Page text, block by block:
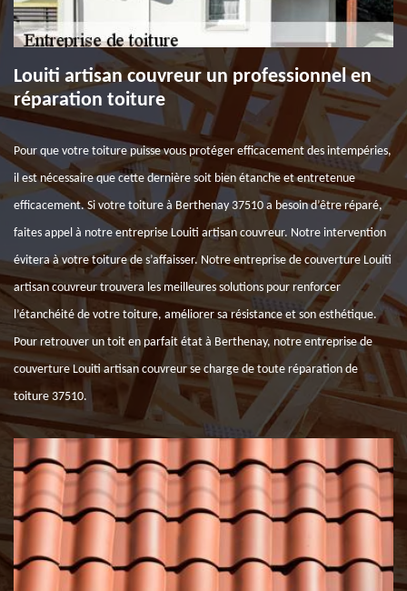
Louiti artisan couvreur un professionnel en
réparation toiture
Pour que votre toiture puisse vous protéger efficacement des intempéries,
il est nécessaire que cette dernière soit bien étanche et entretenue
efficacement. Si votre toiture à Berthenay 37510 a besoin d’être réparé,
faites appel à notre entreprise Louiti artisan couvreur. Notre intervention
évitera à votre toiture de s’affaisser. Notre entreprise de couverture Louiti
artisan couvreur trouvera les meilleures solutions pour renforcer
l’étanchéité de votre toiture, améliorer sa résistance et son esthétique.
Pour retrouver un toit en parfait état à Berthenay, notre entreprise de
couverture Louiti artisan couvreur se charge de toute réparation de
toiture 37510.